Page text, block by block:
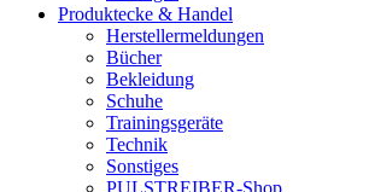
Produktecke & Handel
Herstellermeldungen
Bücher
Bekleidung
Schuhe
Trainingsgeräte
Technik
Sonstiges